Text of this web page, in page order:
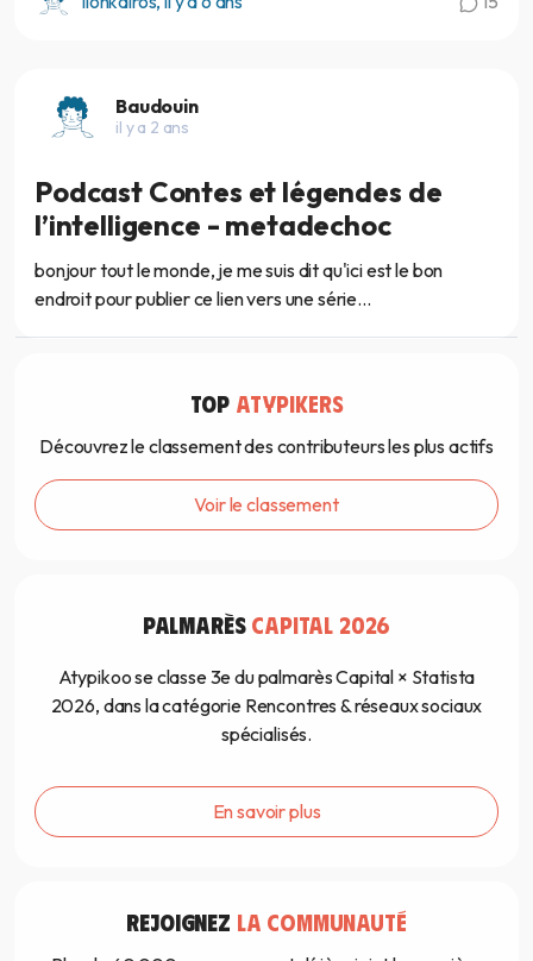
Baudouin
il y a 2 ans
Podcast Contes et légendes de
l’intelligence - metadechoc
bonjour tout le monde, je me suis dit qu'ici est le bon
endroit pour publier ce lien vers une série...
TOP ATYPIKERS
Découvrez le classement des contributeurs les plus actifs
Voir le classement
PALMARÈS CAPITAL 2026
Atypikoo se classe 3e du palmarès Capital × Statista
2026, dans la catégorie Rencontres & réseaux sociaux
spécialisés.
En savoir plus
REJOIGNEZ LA COMMUNAUTÉ